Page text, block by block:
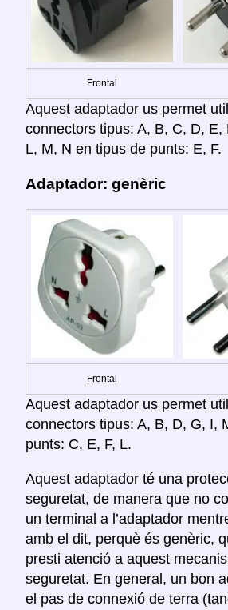
Frontal
Aquest adaptador us permet
connectors tipus: A, B, C, D, E,
L, M, N en tipus de punts: E, F.
Adaptador: genèric
Frontal
Aquest adaptador us permet
connectors tipus: A, B, D, G, I,
punts: C, E, F, L.
Aquest adaptador té una
seguretat, de manera que no
un terminal a l’adaptador
amb el dit, perquè és genèric,
presti atenció a aquest
seguretat. En general, un bon
el pas de connexió de terra